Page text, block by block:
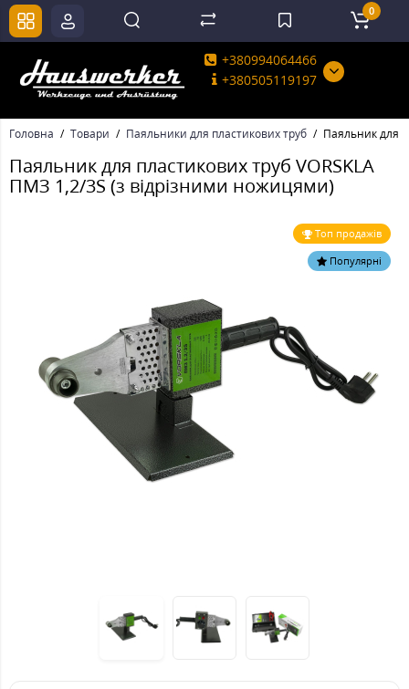
+380994064466
+380505119197
0
Головна Товари Паяльники для пластикових труб Паяльник для
Паяльник для пластикових труб VORSKLA
ПМЗ 1,2/3S (з відрізними ножицями)
Топ продажів
Популярні